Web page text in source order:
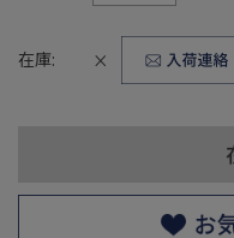
在庫: ×